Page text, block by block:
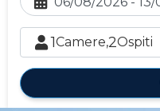
1Camere,2Ospiti